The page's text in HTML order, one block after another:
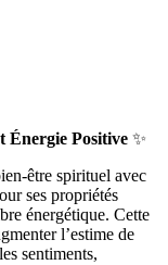
Énergie Positive ✨
être spirituel avec
ses propriétés
énergétique. Cette
l’estime de
sentiments,